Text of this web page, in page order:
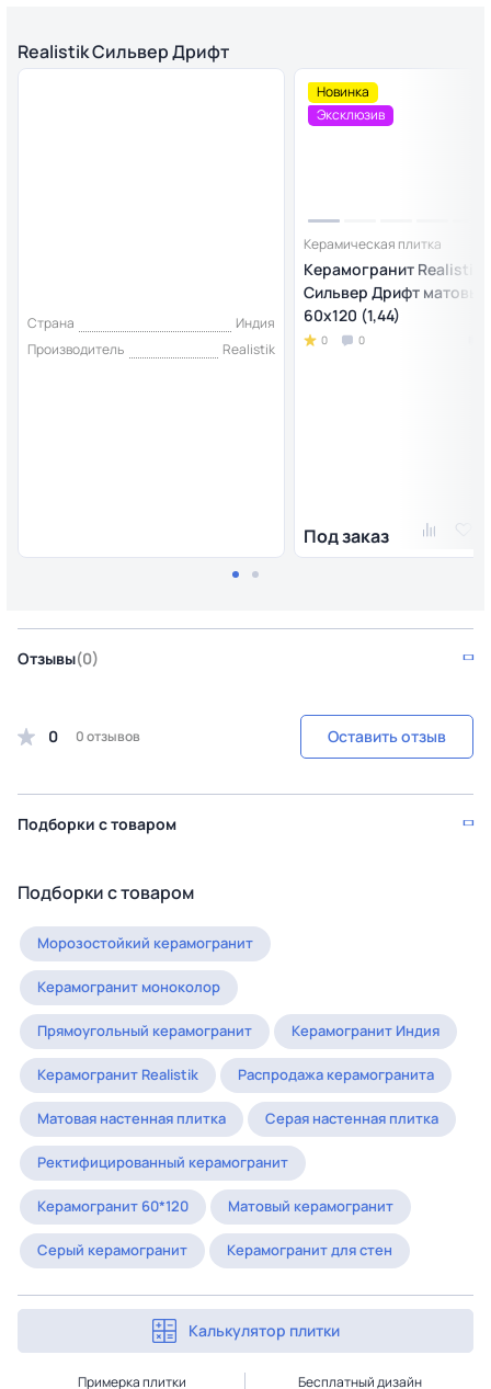
Realistik Сильвер Дрифт
Страна
Индия
Производитель
Realistik
Новинка
Эксклюзив
Керамическая плитка
Керамогранит Realistik
Сильвер Дрифт матовый
60x120 (1,44)
0 0
Под заказ
Отзывы(0)
0 0 отзывов Оставить отзыв
Подборки с товаром
Подборки с товаром
Морозостойкий керамогранит
Керамогранит моноколор
Прямоугольный керамогранит Керамогранит Индия
Керамогранит Realistik Распродажа керамогранита
Матовая настенная плитка Серая настенная плитка
Ректифицированный керамогранит
Керамогранит 60*120 Матовый керамогранит
Серый керамогранит Керамогранит для стен
Калькулятор плитки
Примерка плитки Бесплатный дизайн